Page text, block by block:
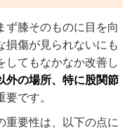
ず膝そのものに目を向
損傷が見られないにも
してもなかなか改善し
外の場所、特に股関節
要です。
重要性は、以下の点に